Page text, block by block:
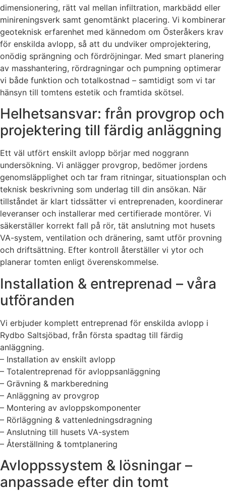
dimensionering, rätt val mellan infiltration, markbädd eller
minireningsverk samt genomtänkt placering. Vi kombinerar
geoteknisk erfarenhet med kännedom om Österåkers krav
för enskilda avlopp, så att du undviker omprojektering,
onödig sprängning och fördröjningar. Med smart planering
av masshantering, rördragningar och pumpning optimerar
vi både funktion och totalkostnad – samtidigt som vi tar
hänsyn till tomtens estetik och framtida skötsel.
Helhetsansvar: från provgrop och
projektering till färdig anläggning
Ett väl utfört enskilt avlopp börjar med noggrann
undersökning. Vi anlägger provgrop, bedömer jordens
genomsläpplighet och tar fram ritningar, situationsplan och
teknisk beskrivning som underlag till din ansökan. När
tillståndet är klart tidssätter vi entreprenaden, koordinerar
leveranser och installerar med certifierade montörer. Vi
säkerställer korrekt fall på rör, tät anslutning mot husets
VA-system, ventilation och dränering, samt utför provning
och driftsättning. Efter kontroll återställer vi ytor och
planerar tomten enligt överenskommelse.
Installation & entreprenad – våra
utföranden
Vi erbjuder komplett entreprenad för enskilda avlopp i
Rydbo Saltsjöbad, från första spadtag till färdig
anläggning.
– Installation av enskilt avlopp
– Totalentreprenad för avloppsanläggning
– Grävning & markberedning
– Anläggning av provgrop
– Montering av avloppskomponenter
– Rörläggning & vattenledningsdragning
– Anslutning till husets VA-system
– Återställning & tomtplanering
Avloppssystem & lösningar –
anpassade efter din tomt